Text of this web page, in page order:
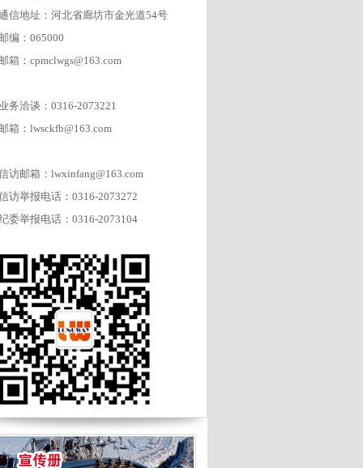
信地址：河北省廊坊市金光道54号
编：065000
箱：cpmclwgs@163.com
务洽谈：0316-2073221
箱：lwsckfb@163.com
访邮箱：lwxinfang@163.com
访举报电话：0316-2073272
委举报电话：0316-2073104